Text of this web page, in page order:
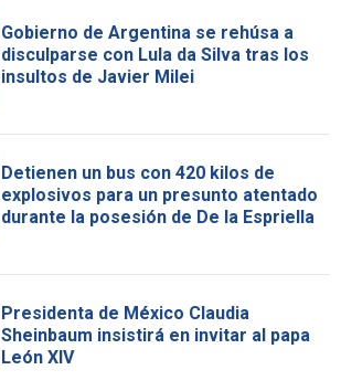
Gobierno de Argentina se rehúsa a
disculparse con Lula da Silva tras los
insultos de Javier Milei
Detienen un bus con 420 kilos de
explosivos para un presunto atentado
durante la posesión de De la Espriella
Presidenta de México Claudia
Sheinbaum insistirá en invitar al papa
León XIV